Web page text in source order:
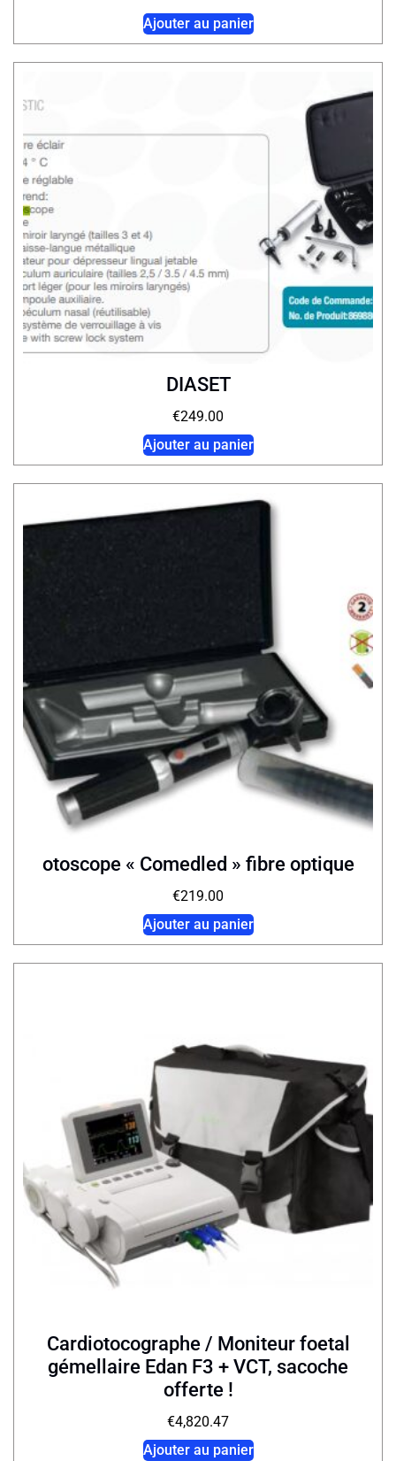
Ajouter au panier
DIASET
€249.00
Ajouter au panier
otoscope « Comedled » fibre optique
€219.00
Ajouter au panier
Cardiotocographe / Moniteur foetal
gémellaire Edan F3 + VCT, sacoche
offerte !
€4,820.47
Ajouter au panier